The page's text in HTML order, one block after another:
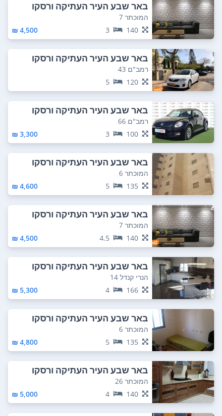
באר שבע העיר העתיקה ורסקו
המוכתר 7
140
3
4,500 ₪
באר שבע העיר העתיקה ורסקו
רמב"ם 43
120
5
באר שבע העיר העתיקה ורסקו
רמב"ם 66
100
3
3,300 ₪
באר שבע העיר העתיקה ורסקו
המוכתר 6
135
5
4,600 ₪
באר שבע העיר העתיקה ורסקו
המוכתר 7
140
4.5
4,500 ₪
באר שבע העיר העתיקה ורסקו
הנרי קנדל 14
166
4
5,300 ₪
באר שבע העיר העתיקה ורסקו
המוכתר 6
135
5
4,800 ₪
באר שבע העיר העתיקה ורסקו
המוכתר 26
140
4
5,000 ₪